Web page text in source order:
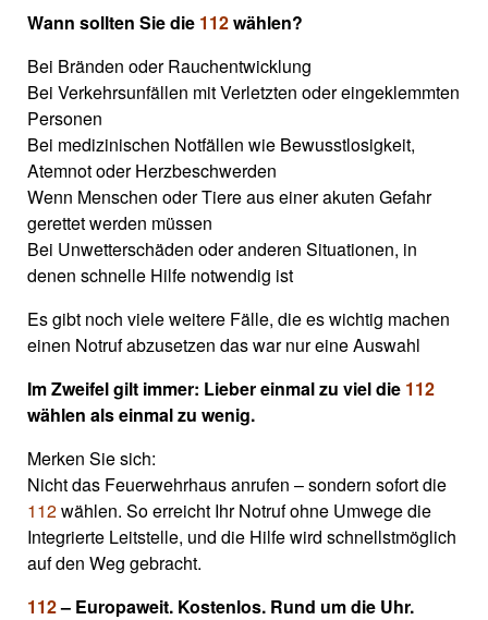
Wann sollten Sie die 112wählen?
Bei Bränden oder Rauchentwicklung
Bei Verkehrsunfällen mit Verletzten oder eingeklemmten
Personen
Bei medizinischen Notfällen wie Bewusstlosigkeit,
Atemnot oder Herzbeschwerden
Wenn Menschen oder Tiere aus einer akuten Gefahr
gerettet werden müssen
Bei Unwetterschäden oder anderen Situationen, in
denen schnelle Hilfe notwendig ist
Es gibt noch viele weitere Fälle, die es wichtig machen
einen Notruf abzusetzen das war nur eine Auswahl
Im Zweifel gilt immer: Lieber einmal zu viel die 112
wählen als einmal zu wenig.
Merken Sie sich:
Nicht das Feuerwehrhaus anrufen – sondern sofort die
112wählen. So erreicht Ihr Notruf ohne Umwege die
Integrierte Leitstelle, und die Hilfe wird schnellstmöglich
auf den Weg gebracht.
112– Europaweit. Kostenlos. Rund um die Uhr.